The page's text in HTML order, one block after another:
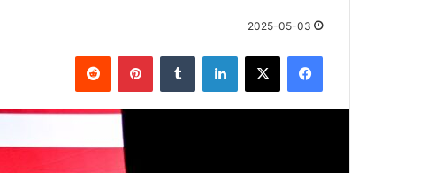
2025-05-03
فيسبوك X لينكدإن بينتيريست